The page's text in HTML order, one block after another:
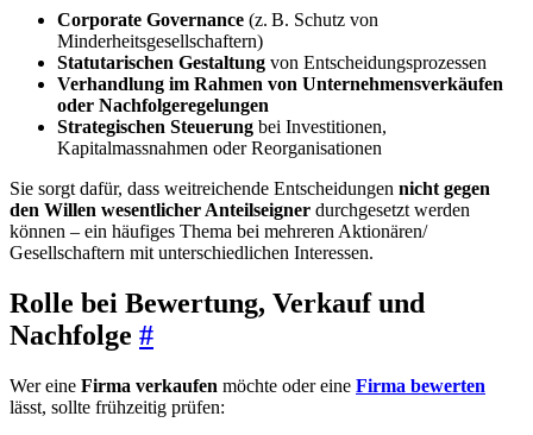
Corporate Governance (z. B. Schutz von
Minderheitsgesellschaftern)
Statutarischen Gestaltung von Entscheidungsprozessen
Verhandlung im Rahmen von Unternehmensverkäufen
oder Nachfolgeregelungen
Strategischen Steuerung bei Investitionen,
Kapitalmassnahmen oder Reorganisationen
Sie sorgt dafür, dass weitreichende Entscheidungen nicht gegen
den Willen wesentlicher Anteilseigner durchgesetzt werden
können – ein häufiges Thema bei mehreren Aktionären/
Gesellschaftern mit unterschiedlichen Interessen.
Rolle bei Bewertung, Verkauf und
Nachfolge #
Wer eine Firma verkaufen möchte oder eine Firma bewerten
lässt, sollte frühzeitig prüfen: